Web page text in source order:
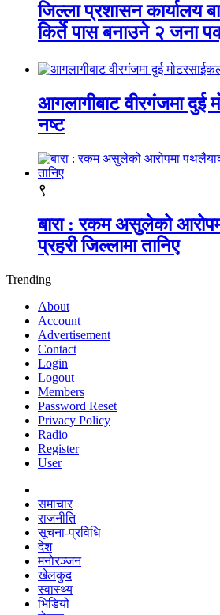
जिल्ला प्रशासन कार्यालय
किर्ते पास बनाउने २ जना
आगलागीबाट वीरगंजमा दुई
नष्ट
९
बारा : रकम असुलेको
प्रहरी जिल्लामा तानिए
Trending
About
Account
Advertisement
Contact
Login
Logout
Members
Password Reset
Privacy Policy
Radio
Register
User
समाचार
राजनीति
सूचना-प्रविधि
देश
मनोरञ्जन
खेलकुद
स्वास्थ्य
भिडियो